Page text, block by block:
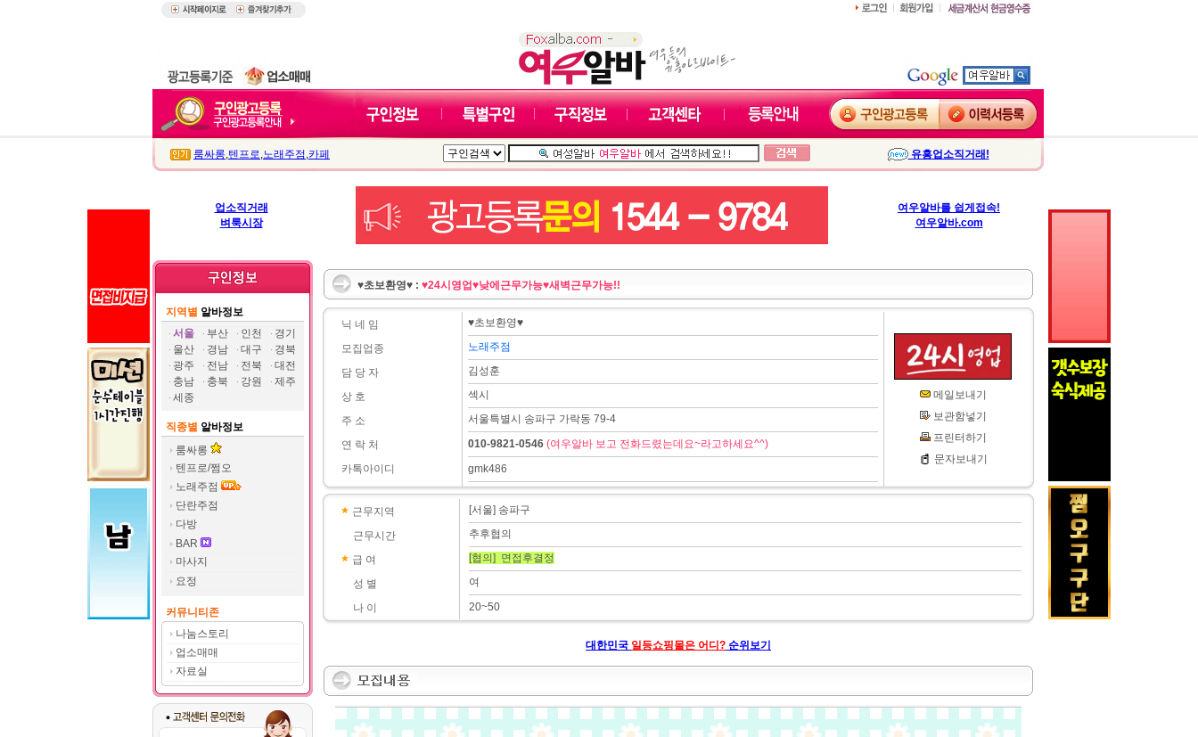
룸싸롱,텐프로,노래주점 ,카페 유흥업소직거래!
업소직거래
벼룩시장
여우알바를 쉽게접속!
여우알바.com
지역별 알바정보
서울
부산 인천
경기
울산
경남 대구
경북
광주
전남 전북
대전
충남
충북 강원
제주
세종
직종별 알바정보
룸싸롱
텐프로/쩜오
노래주점
단란주점
다방
BAR
마사지
요정
커뮤니티존
나눔스토리
업소매매
자료실
♥초보환영♥ : ♥24시영업♥낮에근무가능♥새벽근무가능!!
닉 네 임
모집업종
담 당 자
상 호
주 소
연 락 처
카톡아이디
♥초보환영♥
노래주점
김성훈
섹시
서울특별시 송파구 가락동 79-4
010-9821-0546 (여우알바 보고 전화드렸는데요~라고하세요^^)
gmk486
메일보내기
보관함넣기
프린터하기
문자보내기
근무지역
근무시간
급 여
성 별
나 이
[서울] 송파구
추후협의
[협의] 면접후결정
여
20~50
대한민국 일등쇼핑몰은 어디? 순위보기